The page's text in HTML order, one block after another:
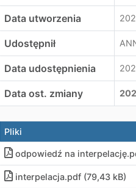
Data utworzenia
Udostępnił
Data udostępnienia
Data ost. zmiany
Pliki
odpowiedź na interpelację.
interpelacja.pdf (79,43 kB)